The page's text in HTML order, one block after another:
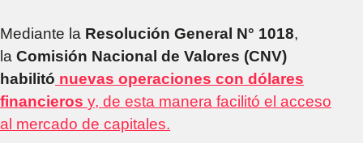
Mediante la Resolución General N° 1018,
la Comisión Nacional de Valores (CNV)
habilitó nuevas operaciones con dólares
financieros y, de esta manera facilitó el acceso
al mercado de capitales.